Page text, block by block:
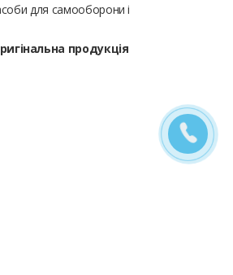
для самооборони і
продукція